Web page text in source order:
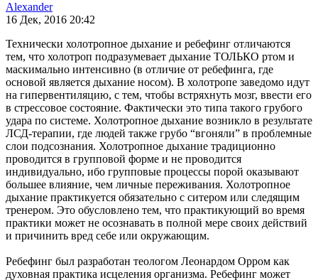
Alexander
16 Дек, 2016 20:42
Технически холотропное дыхание и ребефинг отличаются
тем, что холотроп подразумевает дыхание ТОЛЬКО ртом и
маскимально интенсивно (в отличие от ребефинга, где
основой является дыхание носом). В холотропе заведомо идут
на гипервентиляцию, с тем, чтобы встряхнуть мозг, ввести его
в стрессовое состояние. Фактически это типа такого грубого
удара по системе. Холотропное дыхание возникло в результате
ЛСД-терапии, где людей также грубо “вгоняли” в проблемные
слои подсознания. Холотропное дыхание традиционно
проводится в групповой форме и не проводится
индивидуально, ибо групповые процессы порой оказывают
большее влияние, чем личные переживания. Холотропное
дыхание практикуется обязательно с ситером или следящим
тренером. Это обусловлено тем, что практикующий во время
практики может не осознавать в полной мере своих действий
и причинить вред себе или окружающим.
Ребефинг был разработан теологом Леонардом Орром как
духовная практика исцеления организма. Ребефинг может